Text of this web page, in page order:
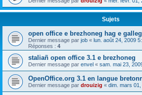
Sujets
open office e brezhoneg hag e galleg
Dernier message par job « lun. août 24, 2009
Réponses : 4
staliañ open office 3.1 e brezhoneg
Dernier message par envel « sam. mai 23,
OpenOffice.org 3.1 en langue
Dernier message par drouizig « dim. mars